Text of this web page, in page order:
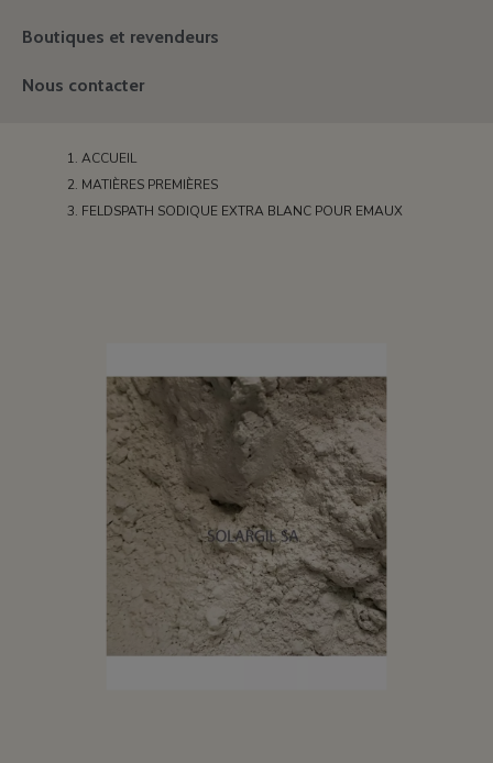
Boutiques et revendeurs
Nous contacter
ACCUEIL
MATIÈRES PREMIÈRES
FELDSPATH SODIQUE EXTRA BLANC POUR EMAUX